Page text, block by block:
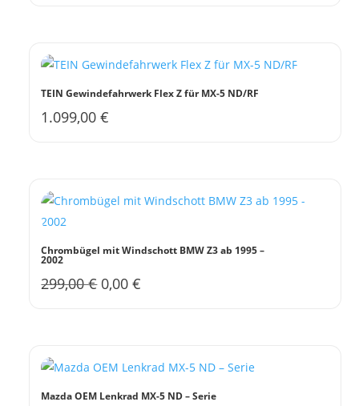
TEIN Gewindefahrwerk Flex Z für MX-5 ND/RF
1.099,00€
Chrombügel mit Windschott BMW Z3 ab 1995 –
2002
299,00€ Ursprünglicher
0,00€
Mazda OEM Lenkrad MX-5 ND – Serie